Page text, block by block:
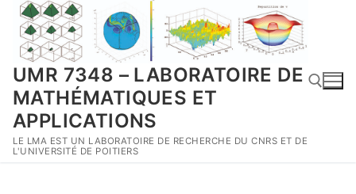
Aller
contenu
UMR 7348 – LABORATOIRE DE
MATHÉMATIQUES ET
APPLICATIONS
LE LMA EST UN LABORATOIRE DE RECHERCHE DU CNRS ET DE
L'UNIVERSITÉ DE POITIERS
Rechercher :